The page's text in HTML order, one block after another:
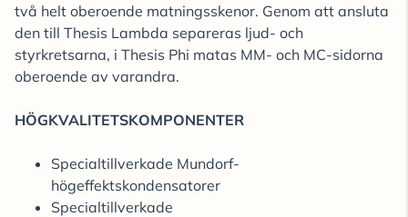
två helt oberoende matningsskenor. Genom att ansluta
den till Thesis Lambda separeras ljud- och
styrkretsarna, i Thesis Phi matas MM- och MC-sidorna
oberoende av varandra.
HÖGKVALITETSKOMPONENTER
Specialtillverkade Mundorf-
högeffektskondensatorer
Specialtillverkade